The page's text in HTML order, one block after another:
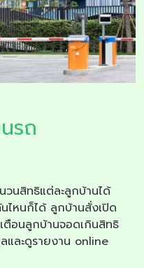
รถ
วนสิทธิแต่ละลูกบ้านได้
ไหนก็ได้ ลูกบ้านสั่งเปิด
ตือนลูกบ้านจอดเกินสิทธิ
และดูรายงาน online